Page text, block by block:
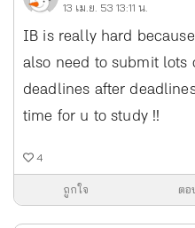
13 เม.ย. 53 13:11 น.
IB is really hard
also need to submit lots
deadlines after
time for u to study !!
4
ถูกใจ ตอ